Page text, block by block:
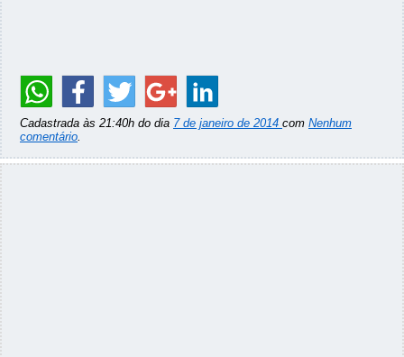
Cadastrada às 21:40h do dia 7 de janeiro de 2014 com Nenhum
comentário.